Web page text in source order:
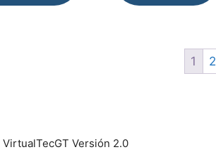
1 2
VirtualTecGT Versión 2.0